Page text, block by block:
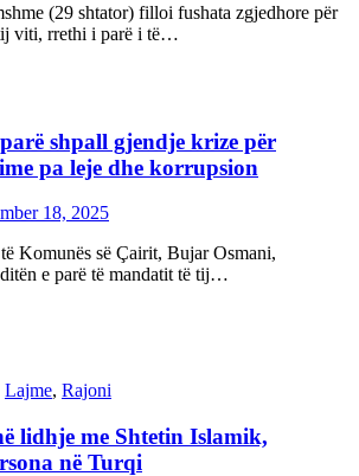
(29 shtator) filloi fushata zgjedhore për
viti, rrethi i parë i të…
shpall gjendje krize për
pa leje dhe korrupsion
18, 2025
Komunës së Çairit, Bujar Osmani,
e parë të mandatit të tij…
Lajme, Rajoni
lidhje me Shtetin Islamik,
në Turqi